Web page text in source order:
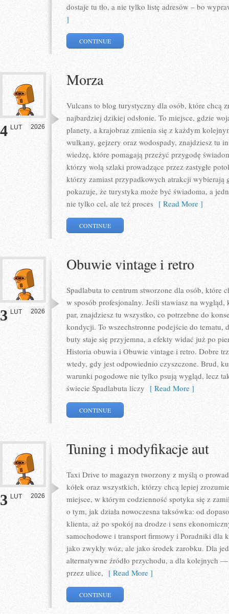
dostaje tu tło, a nie tylko listę adresów – bo
]
CONTINUE
4 LUT 2026
Morza
Vulcans to blog turystyczny dla osób, które chcą
najbardziej dzikiej odsłonie. To miejsce, gdzie
planety, a krajobraz zmienia się z każdym
wulkany, gejzery oraz wodospady, znajdziesz tu
wiedzę, które pomagają przeżyć przygodę
którzy wolą szlaki prowadzące przez zastygłe
którzy zamiast przypadkowych atrakcji wybierają
pokazuje, że turystyka może być świadoma, a
nie tylko cel, ale też proces [ Read More ]
CONTINUE
3 LUT 2026
Obuwie vintage i retro
Spadlabuta to centrum stworzone dla osób, które
w sposób profesjonalny. Jeśli stawiasz na
par, znajdziesz tu wszystko, co potrzebne do
kondycji. To wszechstronne podejście do tematu,
buty staje się przyjemna, a efekty widać już po
Historia obuwia i Obuwie vintage i retro. Dobre
wtedy, gdy jest odpowiednio czyszczone. Brud,
warunki pogodowe nie tylko psują wygląd, lecz
świecie Spadlabuta liczy [ Read More ]
CONTINUE
3 LUT 2026
Tuning i modyfikacje aut
Taxi Drive to magazyn tworzony z myślą o
kółek oraz wszystkich, którzy chcą lepiej
miejsce, w którym codzienność spotyka się z
o tym, jak działa nowoczesna taksówka: od
klienta, aż po spokój na drodze i sens
samochodowe i transport firmowy i Poradniki dla
jako zwykły wóz, ale jako środek zarobku. Dla
alternatywne źródło przychodu, a dla kolejnych
przez ulice, [ Read More ]
CONTINUE